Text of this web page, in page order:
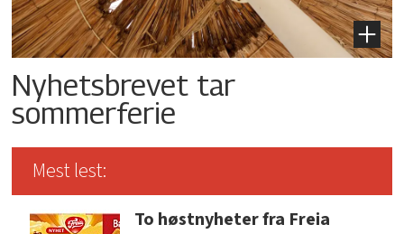
Nyhetsbrevet tar
sommerferie
Mest lest:
To høstnyheter fra Freia